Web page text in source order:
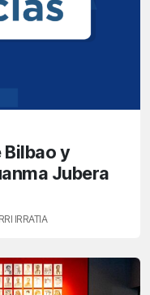
Bilbao y
Jubera
IRRATIA